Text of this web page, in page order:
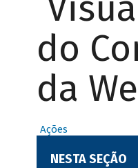
do
da
Ações
NESTA SEÇÃO